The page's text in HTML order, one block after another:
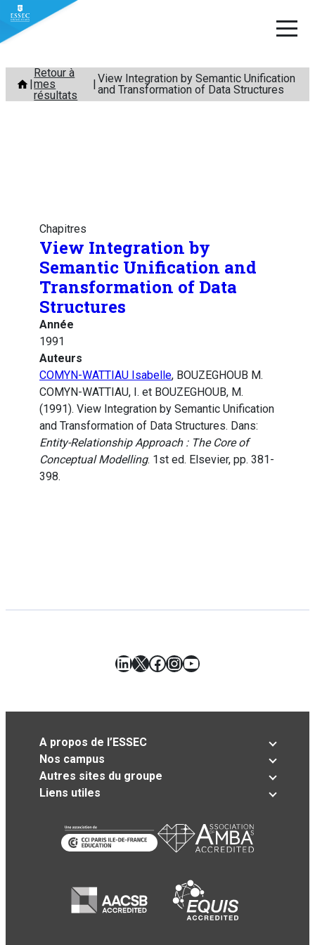
Aller
contenu
Retour à
mes
résultats
View Integration by Semantic Unification
and Transformation of Data Structures
Chapitres
View Integration by
Semantic Unification and
Transformation of Data
Structures
Année
1991
Auteurs
COMYN-WATTIAU Isabelle, BOUZEGHOUB M.
COMYN-WATTIAU, I. et BOUZEGHOUB, M.
(1991). View Integration by Semantic Unification
and Transformation of Data Structures. Dans:
Entity-Relationship Approach : The Core of
Conceptual Modelling. 1st ed. Elsevier, pp. 381-
398.
LinkedIn
X Facebook
Instagram
YouTube
A propos de l’ESSEC
Nos campus
Autres sites du groupe
Liens utiles